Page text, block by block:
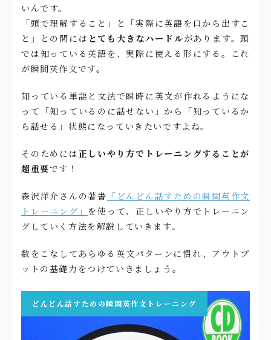
いんです。
「頭で理解すること」と「実際に英語を口から出すこ
と」との間には とても大きなハードルがあります。頭
では知っている英語を、実際に使える形にする。これ
が瞬間英作文です。
知っている単語と文法で瞬時に英文が作れるようにな
って「知っているのに話せない」から「知っているか
ら話せる」状態になっていきたいですよね。
そのためには 正しいやり方でトレーニングすることが
超重要です！
森沢洋介さんの著書 「どんどん話すための瞬間英作文
トレーニング」 を使って、正しいやり方でトレーニン
グしていく方法を解説していきます。
数をこなしてあらゆる英文パターンに慣れ、アウトプ
ットの基礎力をつけていきましょう。
どんどん話すための瞬間英作文トレーニング